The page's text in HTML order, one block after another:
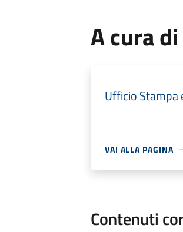
A cura di
Ufficio Stampa
VAI ALLA PAGINA
Contenuti